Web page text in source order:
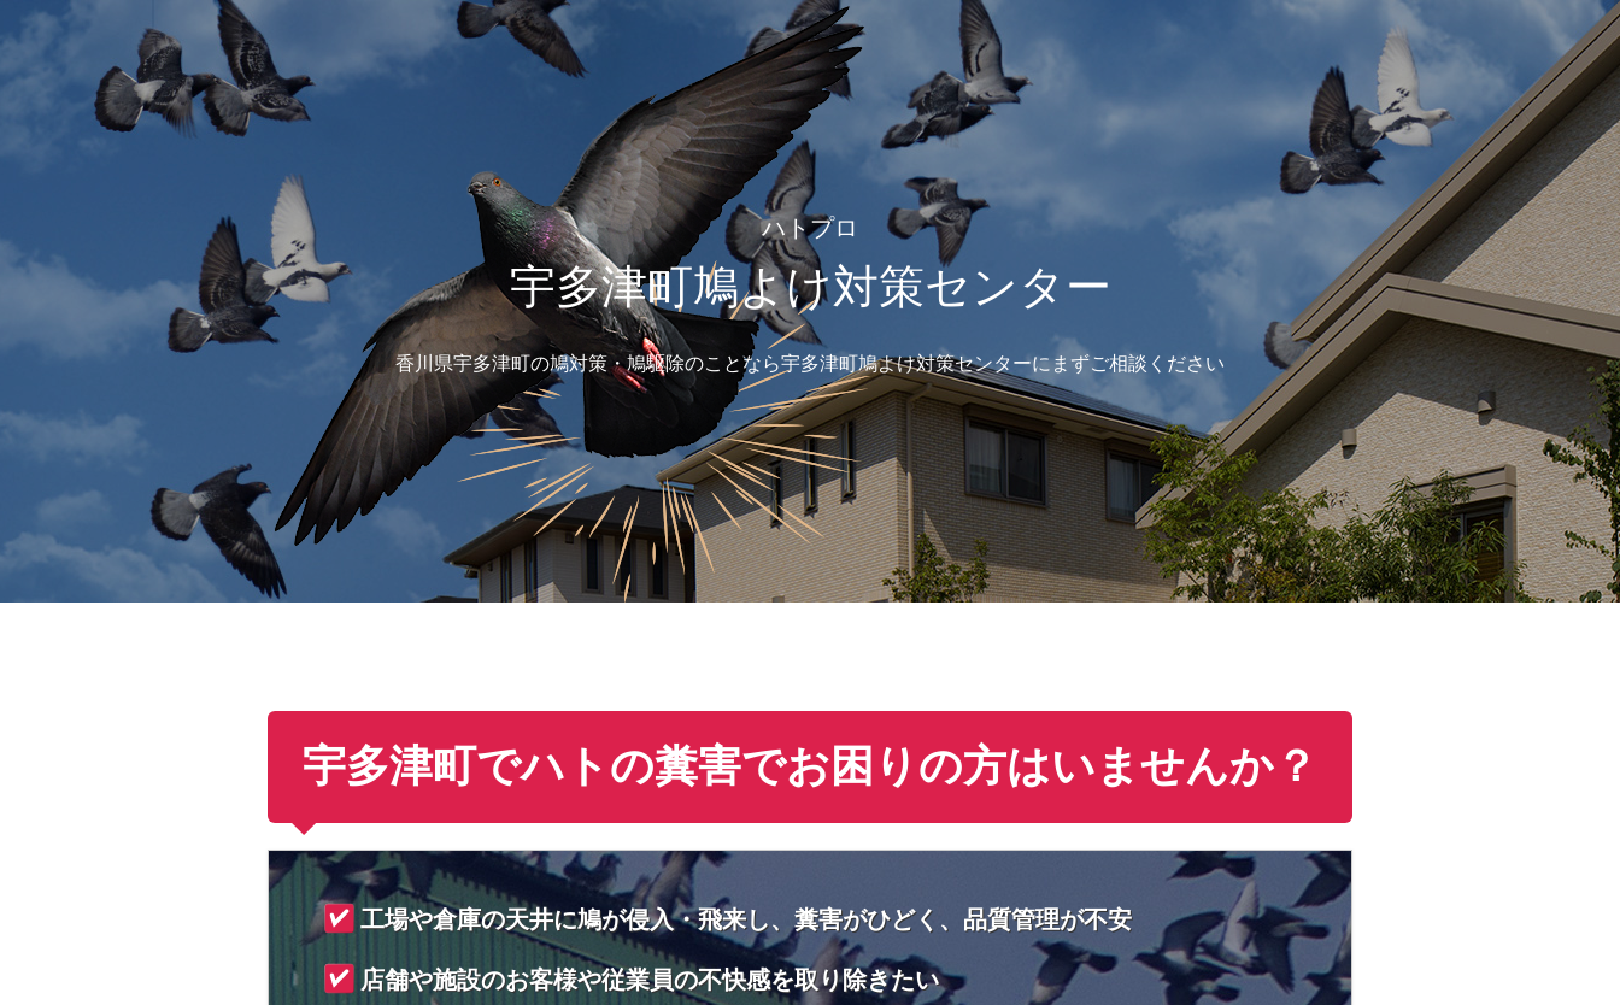
ハトプロ
宇多津町鳩よけ対策センター
香川県宇多津町の鳩対策・鳩駆除のことなら宇多津町鳩よけ対策センターにまずご相談ください
宇多津町でハトの糞害でお困りの方はいませんか？
工場や倉庫の天井に鳩が侵入・飛来し、糞害がひどく、品質管理が不安
店舗や施設のお客様や従業員の不快感を取り除きたい